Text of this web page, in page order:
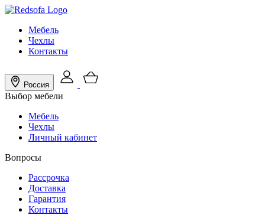
Мебель
Чехлы
Контакты
Россия
Выбор мебели
Мебель
Чехлы
Личный кабинет
Вопросы
Рассрочка
Доставка
Гарантия
Контакты